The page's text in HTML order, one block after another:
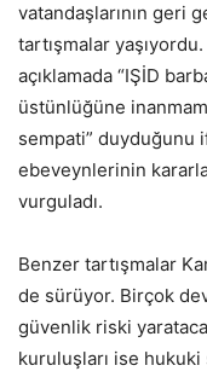
vatandaşlarının geri
tartışmalar
açıklamada “IŞİD
üstünlüğüne
sempati” duyduğunu
ebeveynlerinin
vurguladı.
Benzer tartışmalar
de sürüyor. Birçok
güvenlik riski
kuruluşları ise